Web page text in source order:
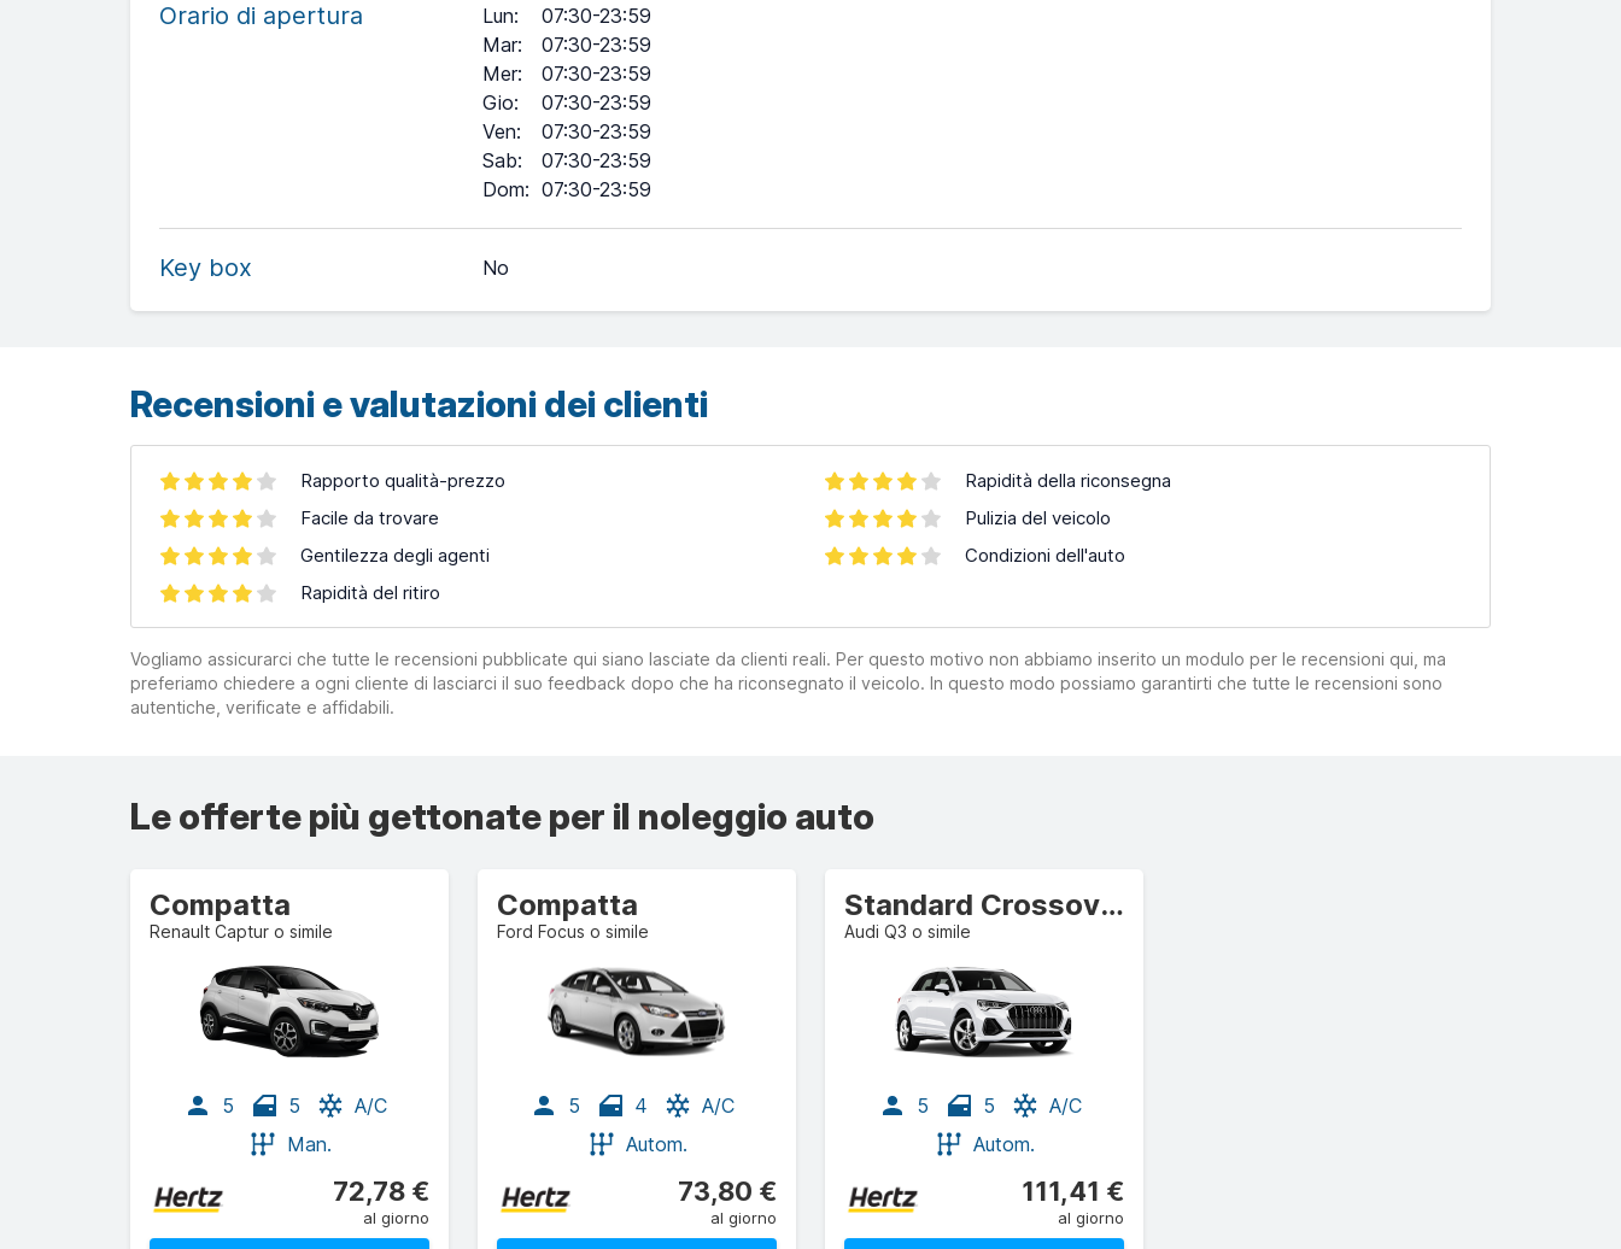
Orario di apertura Lun:
07:30-23:59
Mar:
07:30-23:59
Mer:
07:30-23:59
Gio:
07:30-23:59
Ven:
07:30-23:59
Sab:
07:30-23:59
Dom: 07:30-23:59
Key box No
Recensioni e valutazioni dei clienti
Rapporto qualità-prezzo
Facile da trovare
Gentilezza degli agenti
Rapidità del ritiro
Rapidità della riconsegna
Pulizia del veicolo
Condizioni dell'auto
Vogliamo assicurarci che tutte le recensioni pubblicate qui siano lasciate da clienti reali. Per questo motivo non abbiamo inserito un modulo per le recensioni qui, ma
preferiamo chiedere a ogni cliente di lasciarci il suo feedback dopo che ha riconsegnato il veicolo. In questo modo possiamo garantirti che tutte le recensioni sono
autentiche, verificate e affidabili.
Le offerte più gettonate per il noleggio auto
Compatta
Renault Captur o simile
5 5
A/C
Man.
72,78 €
al giorno
Compatta
Ford Focus o simile
5 4
A/C
Autom.
73,80 €
al giorno
Standard Crossover
Audi Q3 o simile
5 5
A/C
Autom.
111,41 €
al giorno